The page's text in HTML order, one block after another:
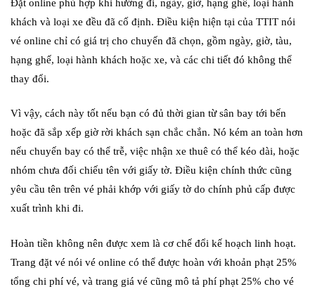
khách và loại xe đều đã cố định. Điều kiện hiện tại của TTIT nói
vé online chỉ có giá trị cho chuyến đã chọn, gồm ngày, giờ, tàu,
hạng ghế, loại hành khách hoặc xe, và các chi tiết đó không thể
thay đổi.
Vì vậy, cách này tốt nếu bạn có đủ thời gian từ sân bay tới bến
hoặc đã sắp xếp giờ rời khách sạn chắc chắn. Nó kém an toàn hơn
nếu chuyến bay có thể trễ, việc nhận xe thuê có thể kéo dài, hoặc
nhóm chưa đối chiếu tên với giấy tờ. Điều kiện chính thức cũng
yêu cầu tên trên vé phải khớp với giấy tờ do chính phủ cấp được
xuất trình khi đi.
Hoàn tiền không nên được xem là cơ chế đổi kế hoạch linh hoạt.
Trang đặt vé nói vé online có thể được hoàn với khoản phạt 25%
tổng chi phí vé, và trang giá vé cũng mô tả phí phạt 25% cho vé